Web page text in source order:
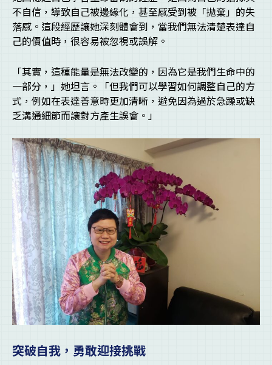
不自信，導致自己被邊緣化，甚至感受到被「拋棄」的失
落感。這段經歷讓她深刻體會到，當我們無法清楚表達自
己的價值時，很容易被忽視或誤解。
「其實，這種能量是無法改變的，因為它是我們生命中的
一部分，」她坦言。「但我們可以學習如何調整自己的方
式，例如在表達善意時更加清晰，避免因為過於急躁或缺
乏溝通細節而讓對方產生誤會。」
突破自我，勇敢迎接挑戰